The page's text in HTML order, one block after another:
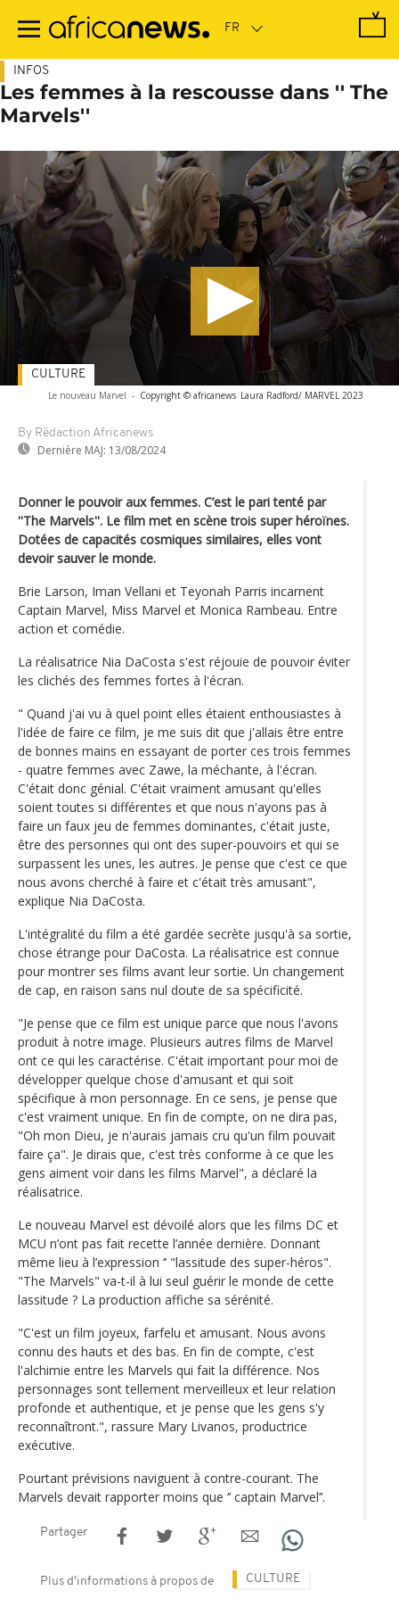
contenu
INFOS
Les femmes à la rescousse dans '' The
Marvels''
Le nouveau Marvel - Copyright © africanews Laura Radford/ MARVEL 2023
By Rédaction Africanews
Dernière MAJ: 13/08/2024
CULTURE
Donner le pouvoir aux femmes. C’est le pari tenté par
''The Marvels''. Le film met en scène trois super héroïnes.
Dotées de capacités cosmiques similaires, elles vont
devoir sauver le monde.
Brie Larson, Iman Vellani et Teyonah Parris incarnent
Captain Marvel, Miss Marvel et Monica Rambeau. Entre
action et comédie.
La réalisatrice Nia DaCosta s'est réjouie de pouvoir éviter
les clichés des femmes fortes à l'écran.
" Quand j'ai vu à quel point elles étaient enthousiastes à
l'idée de faire ce film, je me suis dit que j'allais être entre
de bonnes mains en essayant de porter ces trois femmes
- quatre femmes avec Zawe, la méchante, à l'écran.
C'était donc génial. C'était vraiment amusant qu'elles
soient toutes si différentes et que nous n'ayons pas à
faire un faux jeu de femmes dominantes, c'était juste,
être des personnes qui ont des super-pouvoirs et qui se
surpassent les unes, les autres. Je pense que c'est ce que
nous avons cherché à faire et c'était très amusant",
explique Nia DaCosta.
L'intégralité du film a été gardée secrète jusqu'à sa sortie,
chose étrange pour DaCosta. La réalisatrice est connue
pour montrer ses films avant leur sortie. Un changement
de cap, en raison sans nul doute de sa spécificité.
"Je pense que ce film est unique parce que nous l'avons
produit à notre image. Plusieurs autres films de Marvel
ont ce qui les caractérise. C'était important pour moi de
développer quelque chose d'amusant et qui soit
spécifique à mon personnage. En ce sens, je pense que
c'est vraiment unique. En fin de compte, on ne dira pas,
"Oh mon Dieu, je n'aurais jamais cru qu'un film pouvait
faire ça". Je dirais que, c'est très conforme à ce que les
gens aiment voir dans les films Marvel", a déclaré la
réalisatrice.
Le nouveau Marvel est dévoilé alors que les films DC et
MCU n’ont pas fait recette l’année dernière. Donnant
même lieu à l’expression ‘’ "lassitude des super-héros".
"The Marvels" va-t-il à lui seul guérir le monde de cette
lassitude ? La production affiche sa sérénité.
"C'est un film joyeux, farfelu et amusant. Nous avons
connu des hauts et des bas. En fin de compte, c'est
l'alchimie entre les Marvels qui fait la différence. Nos
personnages sont tellement merveilleux et leur relation
profonde et authentique, et je pense que les gens s'y
reconnaîtront.", rassure Mary Livanos, productrice
exécutive.
Pourtant prévisions naviguent à contre-courant. The
Marvels devait rapporter moins que ‘’ captain Marvel’’.
Partager
Plus d'informations à propos de CULTURE